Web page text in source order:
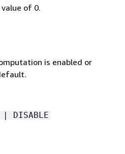
of 0.
is enabled or
| DISABLE